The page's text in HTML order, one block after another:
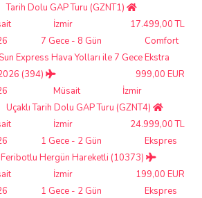
Tarih Dolu GAP Turu (GZNT1)
17.499,00 TL
İzmir
7 Gece - 8 Gün
Comfort
Express Hava Yolları ile 7 Gece Ekstra
(394)
999,00 EUR
İzmir
Müsait
Uçaklı Tarih Dolu GAP Turu (GZNT4)
24.999,00 TL
İzmir
1 Gece - 2 Gün
Ekspres
Feribotlu Hergün Hareketli (10373)
199,00 EUR
İzmir
1 Gece - 2 Gün
Ekspres